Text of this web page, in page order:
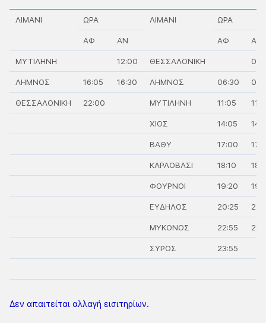
ΛΙΜΑΝΙ ΩΡΑ ΛΙΜΑΝΙ ΩΡΑ
ΑΦ ΑΝ ΑΦ ΑΝ
ΜΥΤΙΛΗΝΗ 12:00 ΘΕΣΣΑΛΟΝΙΚΗ
ΛΗΜΝΟΣ 16:05 16:30 ΛΗΜΝΟΣ 06:30
ΘΕΣΣΑΛΟΝΙΚΗ 22:00 ΜΥΤΙΛΗΝΗ 11:05
ΧΙΟΣ 14:05
ΒΑΘΥ 17:00
ΚΑΡΛΟΒΑΣΙ 18:10
ΦΟΥΡΝΟΙ 19:20
ΕΥΔΗΛΟΣ 20:25
ΜΥΚΟΝΟΣ 22:55
ΣΥΡΟΣ 23:55
Δεν απαιτείται αλλαγή εισιτηρίων.